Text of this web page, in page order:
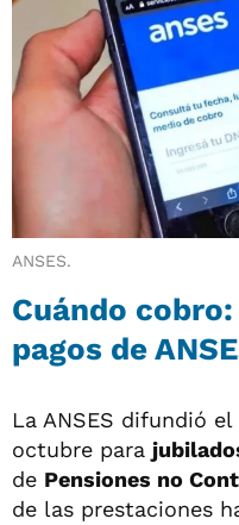
ANSES.
Cuándo
pagos de
La ANSES difundió el
octubre para
de Pensiones no
de las prestaciones